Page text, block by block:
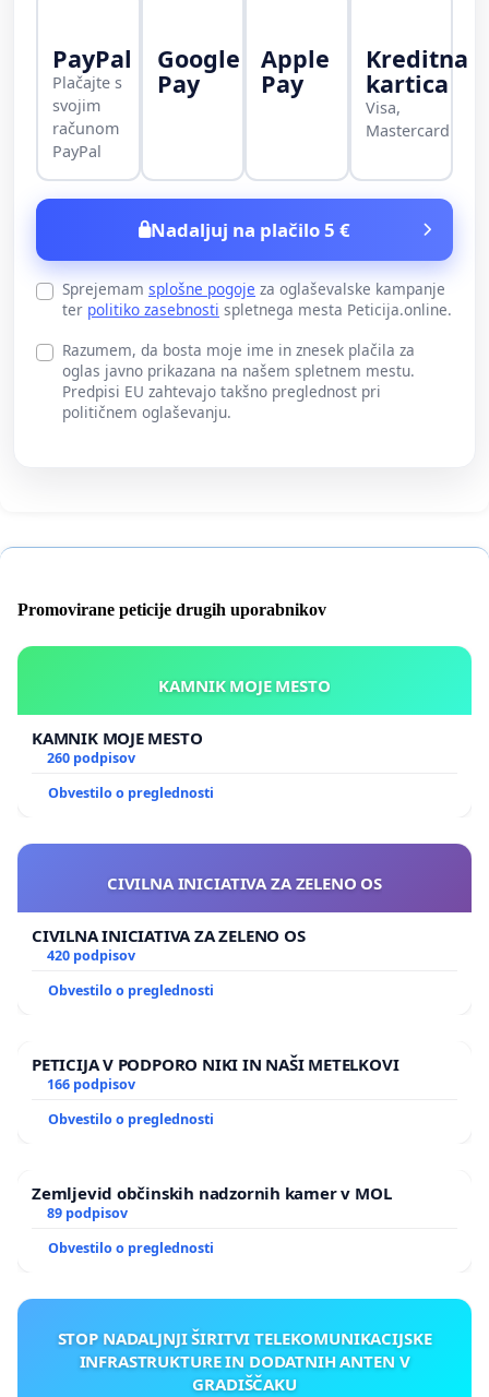
PayPal
Plačajte s
svojim
računom
PayPal
Google
Pay
Apple
Pay
Kreditna
kartica
Visa,
Mastercard
Nadaljuj na plačilo 5 €
Sprejemam splošne pogoje za oglaševalske kampanje
ter politiko zasebnosti spletnega mesta Peticija.online.
Razumem, da bosta moje ime in znesek plačila za
oglas javno prikazana na našem spletnem mestu.
Predpisi EU zahtevajo takšno preglednost pri
političnem oglaševanju.
Promovirane peticije drugih uporabnikov
KAMNIK MOJE MESTO
KAMNIK MOJE MESTO
260 podpisov
Obvestilo o preglednosti
CIVILNA INICIATIVA ZA ZELENO OS
CIVILNA INICIATIVA ZA ZELENO OS
420 podpisov
Obvestilo o preglednosti
PETICIJA V PODPORO NIKI IN NAŠI METELKOVI
166 podpisov
Obvestilo o preglednosti
Zemljevid občinskih nadzornih kamer v MOL
89 podpisov
Obvestilo o preglednosti
STOP NADALJNJI ŠIRITVI TELEKOMUNIKACIJSKE
INFRASTRUKTURE IN DODATNIH ANTEN V
GRADIŠČAKU